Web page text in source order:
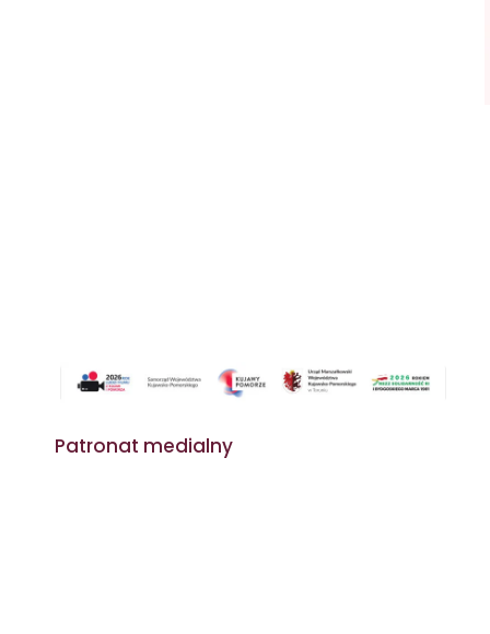
Patronat medialny